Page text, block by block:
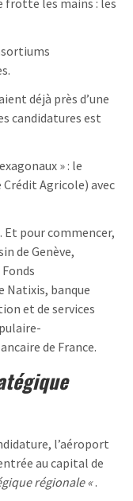
déjà près d’une
candidatures est
» : le
Crédit Agricole) avec
pour commencer,
de Genève,
Natixis, banque
et de services
de France.
l’aéroport
au capital de
régionale «.